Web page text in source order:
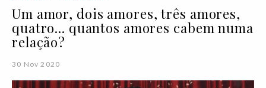
Um amor, dois amores, três amores,
quatro... quantos amores cabem numa
relação?
30 Nov 2020